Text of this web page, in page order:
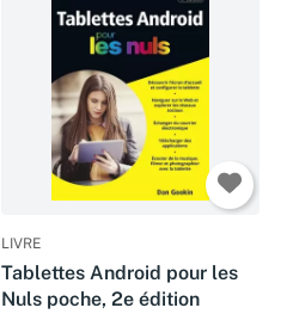
LIVRE
Tablettes Android pour les
Nuls poche, 2e édition